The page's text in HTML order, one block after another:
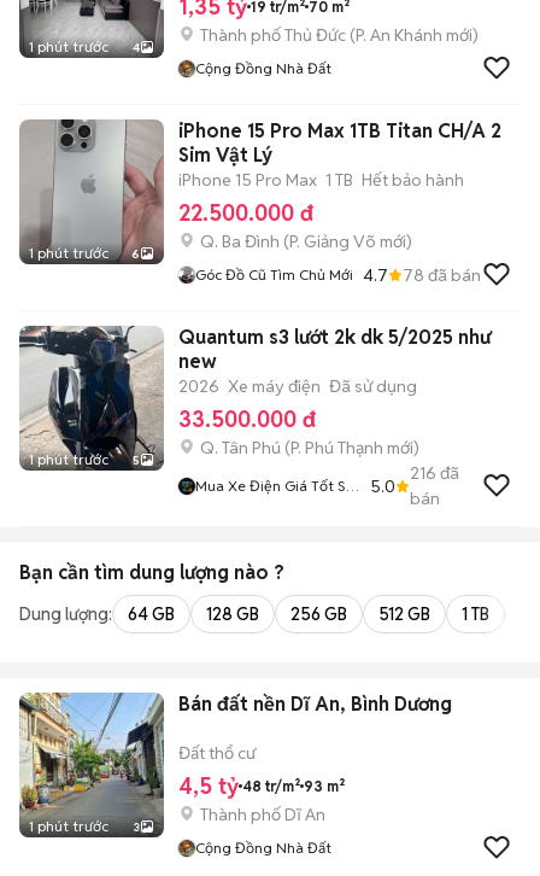
1 phút trước 4
1,35 tỷ 19 tr/m² 70 m²
Thành phố Thủ Đức (P. An Khánh mới)
Cộng Đồng Nhà Đất
1 phút trước 6
iPhone 15 Pro Max 1TB Titan CH/A 2
Sim Vật Lý
iPhone 15 Pro Max 1 TB Hết bảo hành
22.500.000 đ
Q. Ba Đình (P. Giảng Võ mới)
Góc Đồ Cũ Tìm Chủ Mới 4.7 78 đã bán
1 phút trước 5
Quantum s3 lướt 2k dk 5/2025 như
new
2026 Xe máy điện Đã sử dụng
33.500.000 đ
Q. Tân Phú (P. Phú Thạnh mới)
Mua Xe Điện Giá Tốt Sài
5.0
216 đã
bán
Bạn cần tìm dung lượng nào ?
Dung lượng: 64 GB 128 GB 256 GB 512 GB 1 TB
1 phút trước 3
Bán đất nền Dĩ An, Bình Dương
Đất thổ cư
4,5 tỷ 48 tr/m² 93 m²
Thành phố Dĩ An
Cộng Đồng Nhà Đất